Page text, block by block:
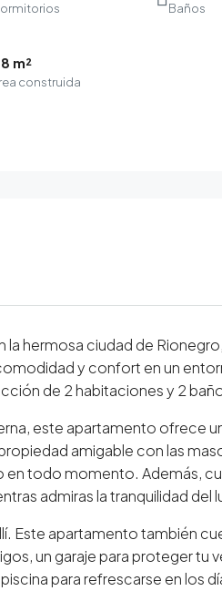
Baños
m²
construida
hermosa ciudad de
y confort en un
de 2 habitaciones y 2
este apartamento ofrece
amigable con las
todo momento. Además,
admiras la tranquilidad del
Este apartamento también
un garaje para proteger tu
para refrescarse en los